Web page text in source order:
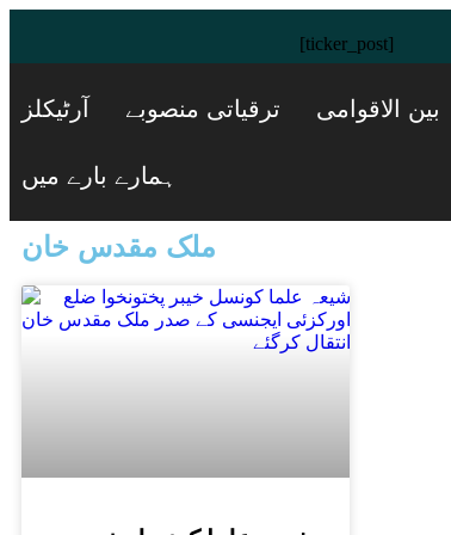
[ticker_post]
بین الاقوامی ترقیاتی منصوبے آرٹیکلز
ہمارے بارے میں
ملک مقدس خان